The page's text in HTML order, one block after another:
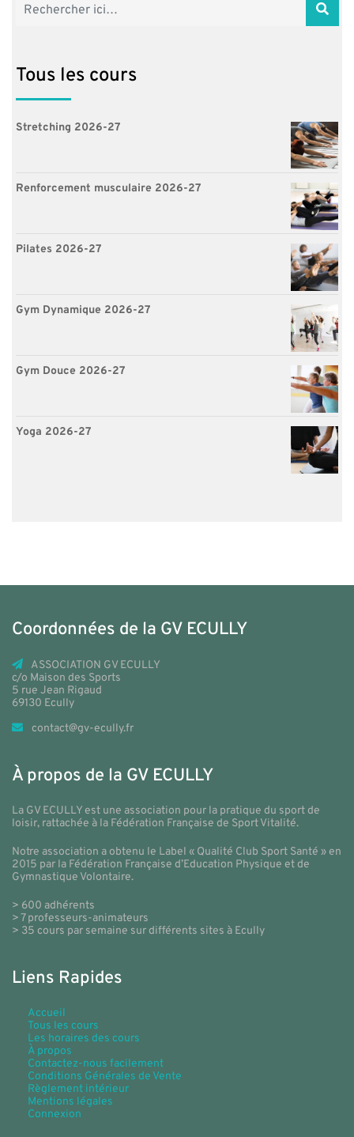
Tous les cours
Stretching 2026-27
Renforcement musculaire 2026-27
Pilates 2026-27
Gym Dynamique 2026-27
Gym Douce 2026-27
Yoga 2026-27
Coordonnées de la GV ECULLY
ASSOCIATION GV ECULLY
c/o Maison des Sports
5 rue Jean Rigaud
69130 Ecully
contact@gv-ecully.fr
À propos de la GV ECULLY
La GV ECULLY est une association pour la pratique du sport de
loisir, rattachée à la Fédération Française de Sport Vitalité.
Notre association a obtenu le Label « Qualité Club Sport Santé » en
2015 par la Fédération Française d’Education Physique et de
Gymnastique Volontaire.
> 600 adhérents
> 7 professeurs-animateurs
> 35 cours par semaine sur différents sites à Ecully
Liens Rapides
Accueil
Tous les cours
Les horaires des cours
À propos
Contactez-nous facilement
Conditions Générales de Vente
Règlement intérieur
Mentions légales
Connexion